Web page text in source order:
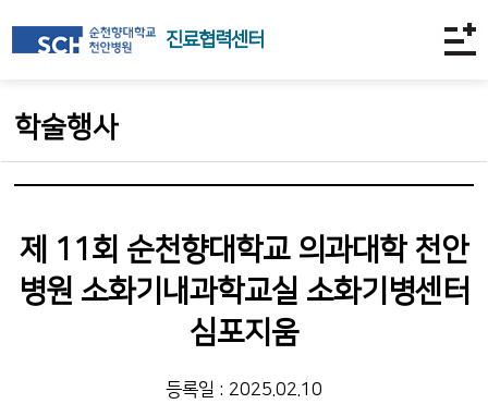
진료협력센터
학술행사
제 11회 순천향대학교 의과대학 천안
병원 소화기내과학교실 소화기병센터
심포지움
등록일 : 2025.02.10